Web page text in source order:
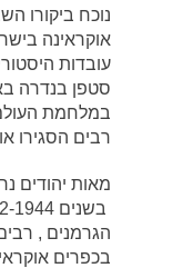
נוכח ביקורו
אוקראינה
עובדות
סטפן בנדרה
במלחמת
רבים הסגירו
מאות יהודים
הגרמנים ,
בכפרים